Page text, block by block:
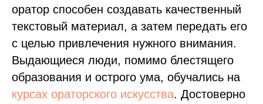
оратор способен создавать качественный
текстовый материал, а затем передать его
с целью привлечения нужного внимания.
Выдающиеся люди, помимо блестящего
образования и острого ума, обучались на
курсах ораторского искусства. Достоверно